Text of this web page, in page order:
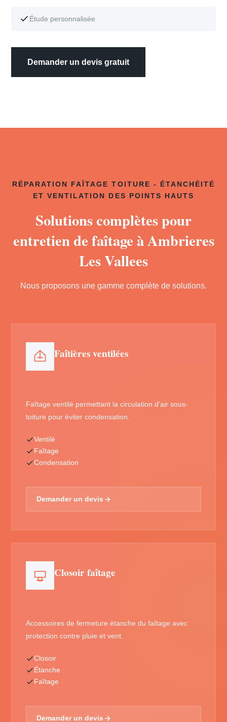
Étude personnalisée
Demander un devis gratuit
RÉPARATION FAÎTAGE TOITURE - ÉTANCHÉITÉ
ET VENTILATION DES POINTS HAUTS
Solutions complètes pour
entretien de faîtage à Ambrieres
Les Vallees
Nous proposons une gamme complète de solutions.
Faîtières ventilées
Faîtage ventilé permettant la circulation d'air sous-
toiture pour éviter condensation.
Ventilé
Faîtage
Condensation
Demander un devis
Closoir faîtage
Accessoires de fermeture étanche du faîtage avec
protection contre pluie et vent.
Closoir
Étanche
Faîtage
Demander un devis